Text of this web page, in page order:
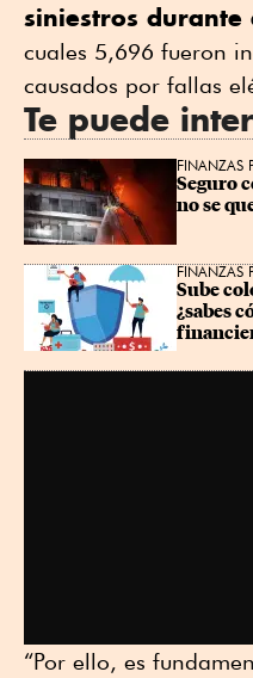
siniestros durante
cuales 5,696 fueron
causados por fallas
Te puede
FINANZAS
Seguro
no se
FINANZAS
Sube
¿sabes
“Por ello, es